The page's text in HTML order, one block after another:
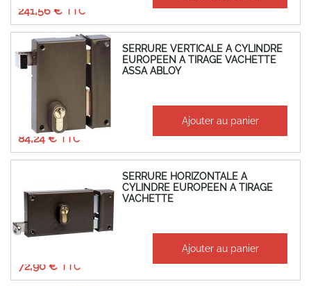
241,56 €
SERRURE VERTICALE A CYLINDRE
EUROPEEN A TIRAGE VACHETTE
ASSA ABLOY
À partir de
84,24 €
70,20 € Ajouter au panier
SERRURE HORIZONTALE A
CYLINDRE EUROPEEN A TIRAGE
VACHETTE
À partir de
72,90 €
Ajouter au panier